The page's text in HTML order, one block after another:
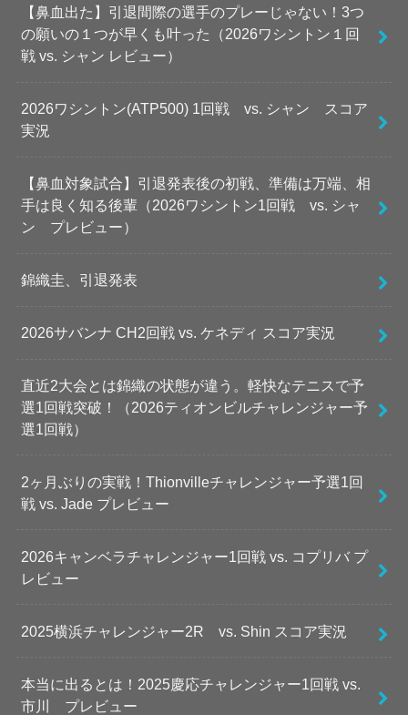
【鼻血出た】引退間際の選手のプレーじゃない！3つ
の願いの１つが早くも叶った（2026ワシントン１回
戦 vs. シャン レビュー）
2026ワシントン(ATP500) 1回戦 vs. シャン スコア
実況
【鼻血対象試合】引退発表後の初戦、準備は万端、相
手は良く知る後輩（2026ワシントン1回戦 vs. シャ
ン プレビュー）
錦織圭、引退発表
2026サバンナ CH2回戦 vs. ケネディ スコア実況
直近2大会とは錦織の状態が違う。軽快なテニスで予
選1回戦突破！（2026ティオンビルチャレンジャー予
選1回戦）
2ヶ月ぶりの実戦！Thionvilleチャレンジャー予選1回
戦 vs. Jade プレビュー
2026キャンベラチャレンジャー1回戦 vs. コプリバ プ
レビュー
2025横浜チャレンジャー2R vs. Shin スコア実況
本当に出るとは！2025慶応チャレンジャー1回戦 vs.
市川 プレビュー